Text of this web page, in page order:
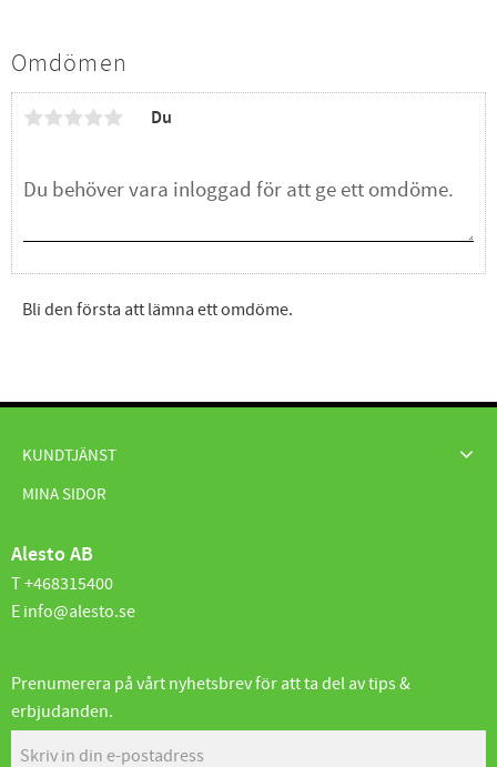
Omdömen
Du
Bli den första att lämna ett omdöme.
KUNDTJÄNST
MINA SIDOR
Alesto AB
T +468315400
E info@alesto.se
Prenumerera på vårt nyhetsbrev för att ta del av tips &
erbjudanden.